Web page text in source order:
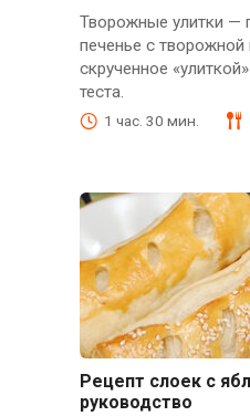
Творожные улитки —
печенье с творожной
скрученное
теста.
1 час. 30 мин.
Рецепт слоек с
руководство